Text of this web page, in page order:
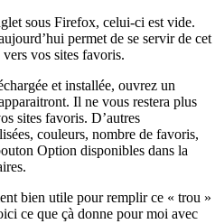
sous Firefox, celui-ci est vide.
permet de se servir de cet
vos sites favoris.
et installée, ouvrez un
Il ne vous restera plus
sites favoris. D’autres
couleurs, nombre de favoris,
Option disponibles dans la
bien utile pour remplir ce « trou »
ce que çà donne pour moi avec